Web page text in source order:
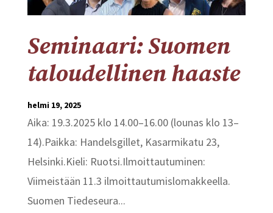
Seminaari: Suomen
taloudellinen haaste
helmi 19, 2025
Aika: 19.3.2025 klo 14.00–16.00 (lounas klo 13–
14).Paikka: Handelsgillet, Kasarmikatu 23,
Helsinki.Kieli: Ruotsi.Ilmoittautuminen:
Viimeistään 11.3 ilmoittautumislomakkeella.
Suomen Tiedeseura...